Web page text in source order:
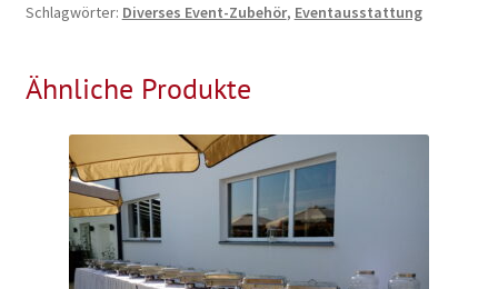
Schlagwörter: Diverses Event-Zubehör, Eventausstattung
Ähnliche Produkte